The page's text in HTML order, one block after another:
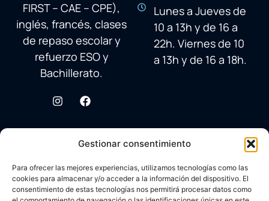
Gestionar consentimiento
Para ofrecer las mejores experiencias, utilizamos tecnologías como las
cookies para almacenar y/o acceder a la información del dispositivo. El
consentimiento de estas tecnologías nos permitirá procesar datos como
FIRST – CAE – CPE),
inglés, francés, clases
de repaso escolar y
refuerzo ESO y
Bachillerato.
Lunes a Jueves de
10 a 13h y de 16 a
22h. Viernes de 10
a 13h y de 16 a 18h.